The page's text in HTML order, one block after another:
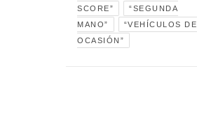
SCORE”
“SEGUNDA
MANO”
“VEHÍCULOS DE
OCASIÓN”